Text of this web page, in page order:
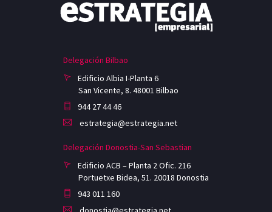
Delegación Bilbao
Edificio Albia I-Planta 6
San Vicente, 8. 48001 Bilbao
944 27 44 46
estrategia@estrategia.net
Delegación Donostia-San Sebastian
Edificio ACB – Planta 2 Ofic. 216
Portuetxe Bidea, 51. 20018 Donostia
943 011 160